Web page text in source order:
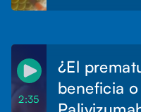
2:35
¿El
beneficia